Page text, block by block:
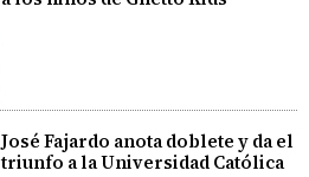
José Fajardo anota doblete y da el
triunfo a la Universidad Católica